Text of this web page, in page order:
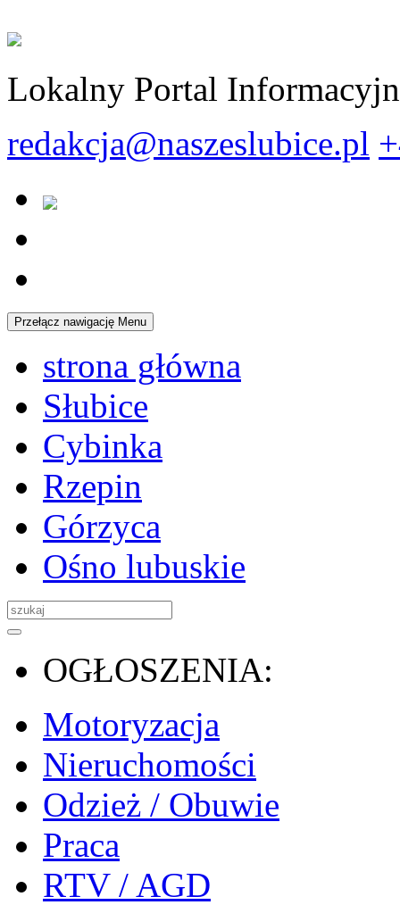
Lokalny Portal
redakcja@naszeslubice.pl
Przełącz nawigację Menu
strona główna
Słubice
Cybinka
Rzepin
Górzyca
Ośno lubuskie
OGŁOSZENIA:
Motoryzacja
Nieruchomości
Odzież / Obuwie
Praca
RTV / AGD